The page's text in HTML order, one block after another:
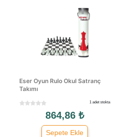
Eser Oyun Rulo Okul Satranç
Takımı
1 adet stokta
864,86 ₺
Sepete Ekle